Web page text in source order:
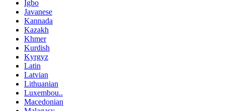
Igbo
Javanese
Kannada
Kazakh
Khmer
Kurdish
Kyrgyz
Latin
Latvian
Lithuanian
Luxembou..
Macedonian